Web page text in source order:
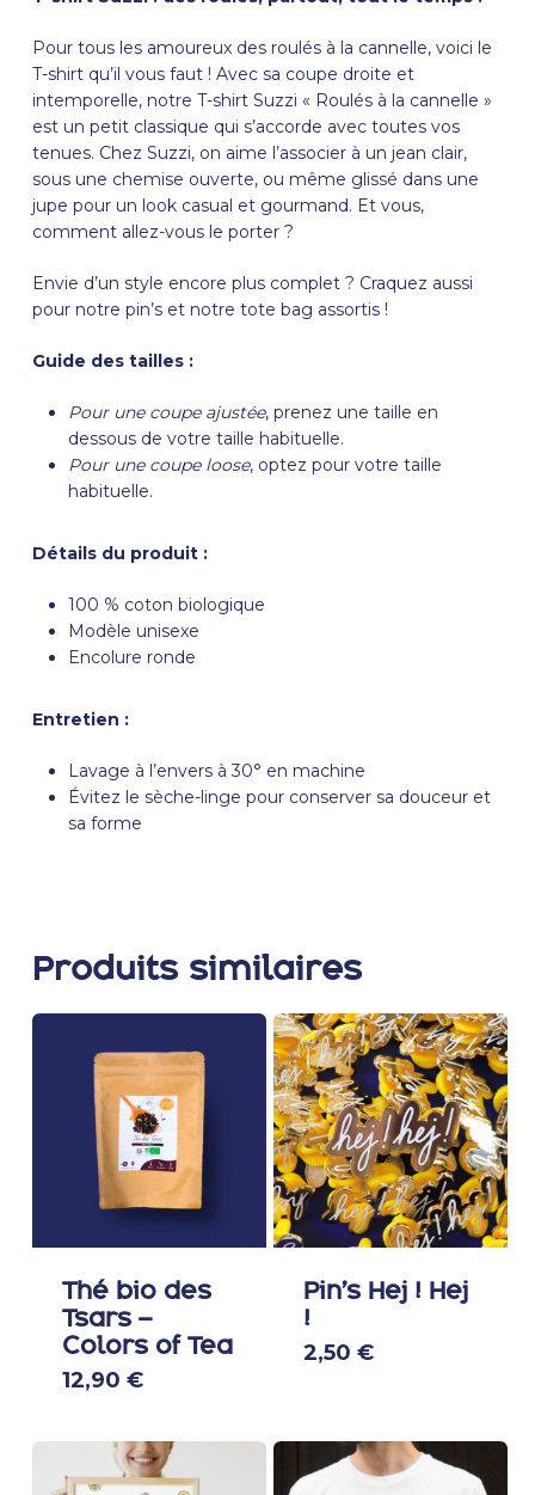
Pour tous les amoureux des roulés à la cannelle, voici le
T-shirt qu’il vous faut ! Avec sa coupe droite et
intemporelle, notre T-shirt Suzzi « Roulés à la cannelle »
est un petit classique qui s’accorde avec toutes vos
tenues. Chez Suzzi, on aime l’associer à un jean clair,
sous une chemise ouverte, ou même glissé dans une
jupe pour un look casual et gourmand. Et vous,
comment allez-vous le porter ?
Envie d’un style encore plus complet ? Craquez aussi
pour notre pin’set notre tote bag assortis !
Guide des tailles :
Pour une coupe ajustée, prenez une taille en
dessous de votre taille habituelle.
Pour une coupe loose, optez pour votre taille
habituelle.
Détails du produit :
100 % coton biologique
Modèle unisexe
Encolure ronde
Entretien :
Lavage à l’envers à 30° en machine
Évitez le sèche-linge pour conserver sa douceur et
sa forme
Produits similaires
Thé bio des
Tsars –
Colors of Tea
12,90 €
Pin’s Hej ! Hej
!
2,50 €